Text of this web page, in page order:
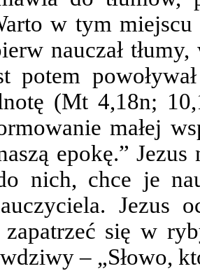
w tym miejscu
nauczał
potem
(Mt 4,18n;
małej
epokę.”
nich, chce je
Jezus
się w
– „Słowo,